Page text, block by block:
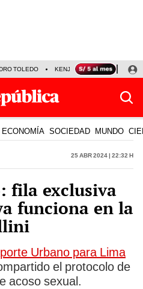
TOLEDO KENJI FUJIMORI
ECONOMÍA SOCIEDAD MUNDO
25 Abr 2024 | 22:32 h
fila exclusiva
funciona en la
Urbano para Lima
el protocolo de
acoso sexual.